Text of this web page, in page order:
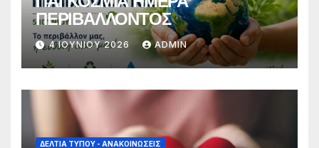
ΠΕΡΙΒΑΛΛΟΝΤΟΣ
4 ΙΟΥΝΊΟΥ 2026 ADMIN
ΔΕΛΤΊΑ ΤΎΠΟΥ - ΑΝΑΚΟΙΝΏΣΕΙΣ